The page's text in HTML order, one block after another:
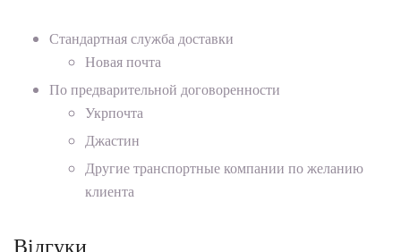
Стандартная служба доставки
Новая почта
По предварительной договоренности
Укрпочта
Джастин
Другие транспортные компании по желанию
клиента